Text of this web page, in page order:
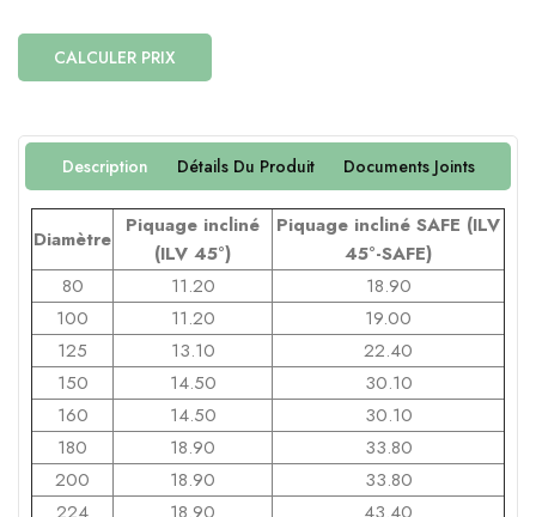
CALCULER PRIX
Description Détails Du Produit Documents Joints
Diamètre
Piquage incliné
(ILV 45°)
Piquage incliné SAFE (ILV
45°-SAFE)
80
11.20
18.90
100
11.20
19.00
125
13.10
22.40
150
14.50
30.10
160
14.50
30.10
180
18.90
33.80
200
18.90
33.80